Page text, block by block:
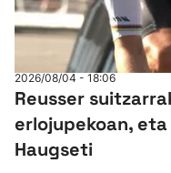
2026/08/04 - 18:06
Reusser
erlojupekoan,
Haugseti